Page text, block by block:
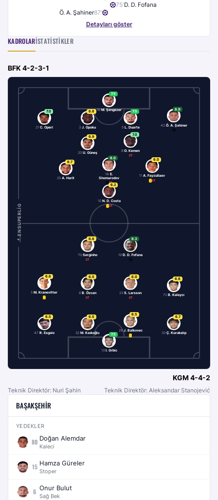
75'D. D. Fofana
Ö. A. Şahiner87'
Detayları göster
KADROLARİSTATISTIKLER
BFK 4-2-3-1
ENSUPERLIG
7.5
16 M. Şengezer 8.9
42 Ö. A. Şahiner
7.5
5 L. Duarte
6.6
3 J. Opoku
7.0
21 C. Operi
7.0
8 O. Kemen
6.9
20 U. Güneş
6.0
11 A. Fayzullaev
8.0
14 E.
Shomurodov
6.7
25 A. Harit
6.2
10 N. D. Costa
7.5
13 I. Grbic
6.5
47 R. Esgaio
6.5
32 M. Kadıoğlu
6.5
29 J. Balkovec
6.7
33 Ç. Kurukalıp
6.6
5 M. Kranevitter
6.5
8 B. Özcan
6.6
70 Serginho
6.0
23 S. Larsson
6.6
72 B. Kalaycı
8.3
19 D. D. Fofana
KGM 4-4-2
Teknik Direktör: Nuri Şahin Teknik Direktör: Aleksandar Stanojević
BAŞAKŞEHIR
YEDEKLER
80 Doğan Alemdar
Kaleci
15 Hamza Güreler
Stoper
6 Onur Bulut
Sağ Bek